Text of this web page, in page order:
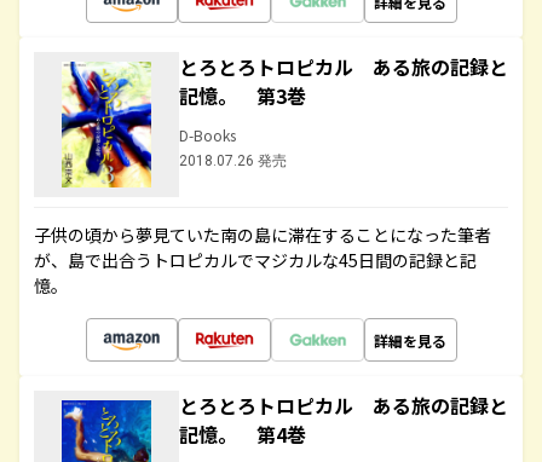
とろとろトロピカル ある旅の記録と
記憶。 第3巻
D-Books
2018.07.26 発売
子供の頃から夢見ていた南の島に滞在することになった筆者
が、島で出合うトロピカルでマジカルな45日間の記録と記
憶。
詳細を見る
とろとろトロピカル ある旅の記録と
記憶。 第4巻